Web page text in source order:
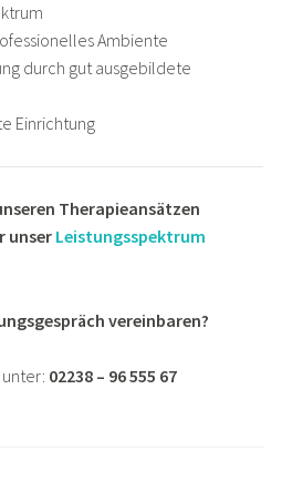
Ambiente
durch gut ausgebildete
Einrichtung
Therapieansätzen
unser Leistungsspektrum
vereinbaren?
unter: 02238 – 96 555 67